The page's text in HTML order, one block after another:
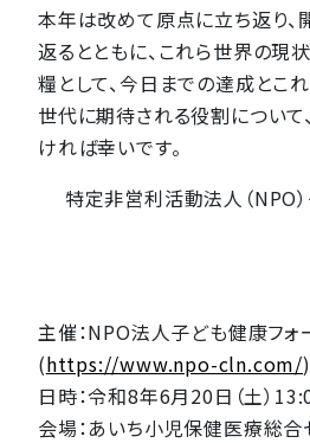
本年は改めて原点に立ち返り
返るとともに、これら世界の現
糧として、今日までの達成とこ
世代に期待される役割について
ければ幸いです。
特定非営利活動法人（NPO
主催：NPO法人子ども健康フ
(https://www.npo-cln.com/)
日時：令和8年6月20日（土）
会場：あいち小児保健医療総合